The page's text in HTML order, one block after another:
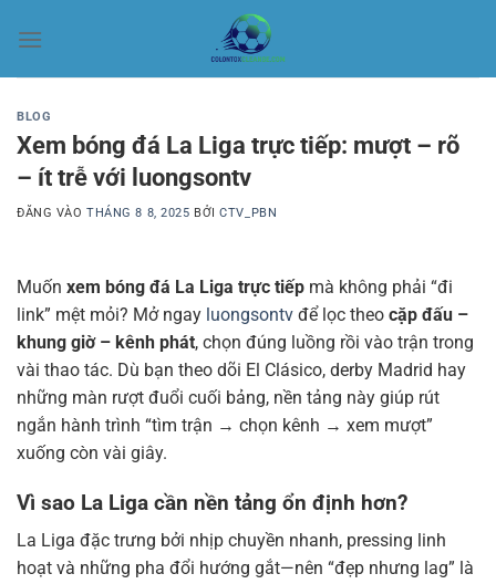
qua
BLOG
Xem bóng đá La Liga trực tiếp: mượt – rõ
– ít trễ với luongsontv
ĐĂNG VÀOTHÁNG 8 8, 2025 BỞICTV_PBN
Muốn xem bóng đá La Liga trực tiếp mà không phải “đi
link” mệt mỏi? Mở ngay luongsontv để lọc theo cặp đấu –
khung giờ – kênh phát, chọn đúng luồng rồi vào trận trong
vài thao tác. Dù bạn theo dõi El Clásico, derby Madrid hay
những màn rượt đuổi cuối bảng, nền tảng này giúp rút
ngắn hành trình “tìm trận → chọn kênh → xem mượt”
xuống còn vài giây.
Vì sao La Liga cần nền tảng ổn định hơn?
La Liga đặc trưng bởi nhịp chuyền nhanh, pressing linh
hoạt và những pha đổi hướng gắt—nên “đẹp nhưng lag” là